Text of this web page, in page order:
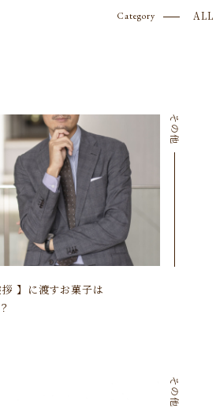
Category ALL
その他
拶 】に渡すお菓子は
その他